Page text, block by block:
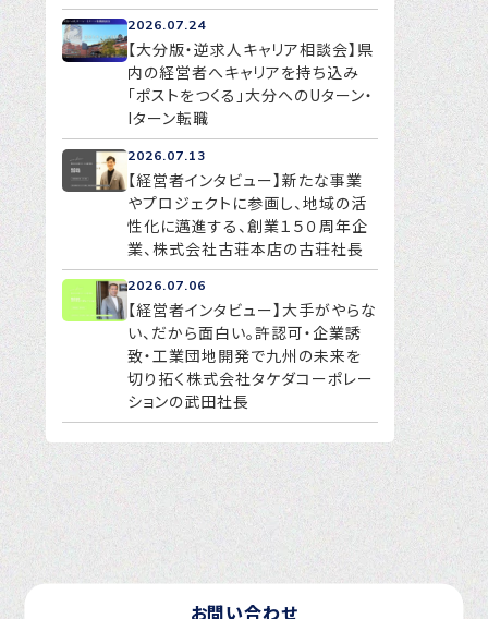
2026.07.24
【大分版・逆求人キャリア相談会】県
内の経営者へキャリアを持ち込み
「ポストをつくる」大分へのUターン・
Iターン転職
2026.07.13
【経営者インタビュー】新たな事業
やプロジェクトに参画し、地域の活
性化に邁進する、創業１５０周年企
業、株式会社古荘本店の古荘社長
2026.07.06
【経営者インタビュー】大手がやらな
い、だから面白い。許認可・企業誘
致・工業団地開発で九州の未来を
切り拓く株式会社タケダコーポレー
ションの武田社長
お問い合わせ